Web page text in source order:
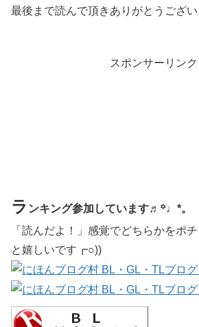
最後まで読んで頂きありがとうござ
スポンサーリンク
ラ ンキング参加しています♬꙳♩*。
「読んだよ！」感覚でどちらかをポ
と嬉しいです┏○))